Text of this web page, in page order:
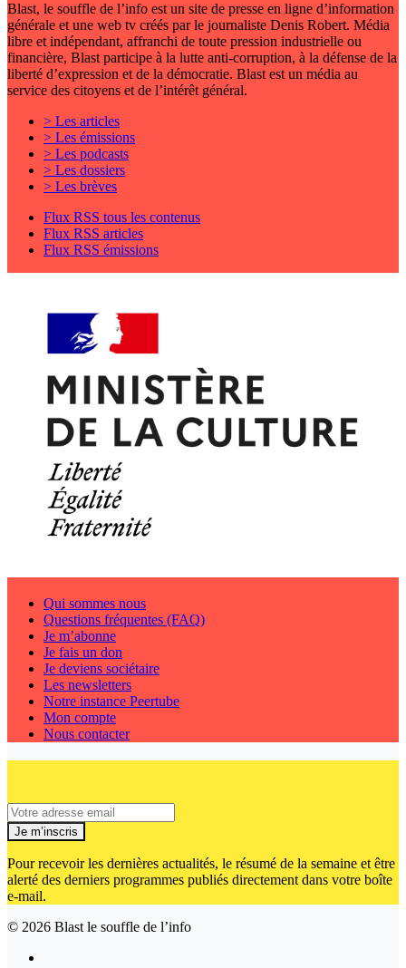
Blast, le souffle de l’info est un site de presse en ligne d’information
générale et une web tv créés par le journaliste Denis Robert. Média
libre et indépendant, affranchi de toute pression industrielle ou
financière, Blast participe à la lutte anti-corruption, à la défense de la
liberté d’expression et de la démocratie. Blast est un média au
service des citoyens et de l’intérêt général.
> Les articles
> Les émissions
> Les podcasts
> Les dossiers
> Les brèves
Flux RSS tous les contenus
Flux RSS articles
Flux RSS émissions
Qui sommes nous
Questions fréquentes (FAQ)
Je m’abonne
Je fais un don
Je deviens sociétaire
Les newsletters
Notre instance Peertube
Mon compte
Nous contacter
Je m’inscris
Pour recevoir les dernières actualités, le résumé de la semaine et être
alerté des derniers programmes publiés directement dans votre boîte
e-mail.
© 2026 Blast le souffle de l’info